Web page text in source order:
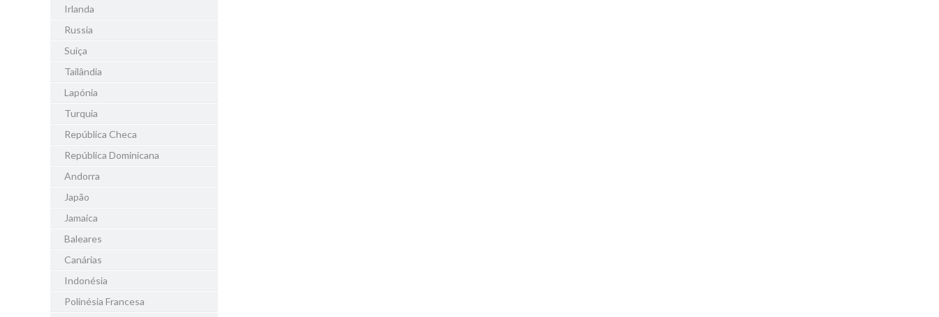
Irlanda
Russia
Suiça
Tailândia
Lapónia
Turquia
República Checa
República Dominicana
Andorra
Japão
Jamaica
Baleares
Canárias
Indonésia
Polinésia Francesa